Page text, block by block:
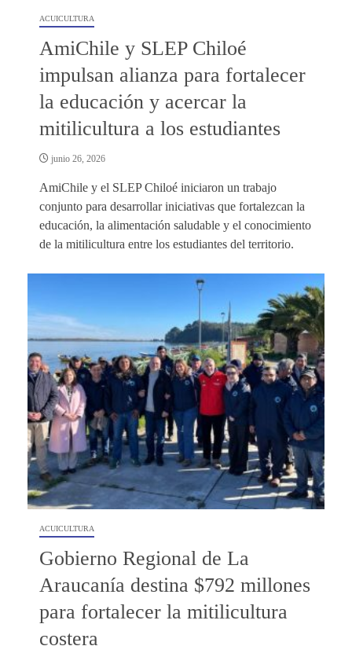
ACUICULTURA
AmiChile y SLEP Chiloé
impulsan alianza para fortalecer
la educación y acercar la
mitilicultura a los estudiantes
junio 26, 2026
AmiChile y el SLEP Chiloé iniciaron un trabajo
conjunto para desarrollar iniciativas que fortalezcan la
educación, la alimentación saludable y el conocimiento
de la mitilicultura entre los estudiantes del territorio.
ACUICULTURA
Gobierno Regional de La
Araucanía destina $792 millones
para fortalecer la mitilicultura
costera